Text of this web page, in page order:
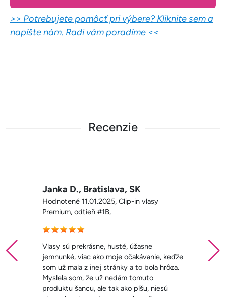
>> Potrebujete pomôcť pri výbere? Kliknite sem a
napíšte nám. Radi vám poradíme <<
Recenzie
Nikola , Nové Zámky, SK
Hodnotené 11.01.2025, Clip-in vlasy
Premium, odtieň #3,
Krásne a kvalitné vlasy, výborné
poradenstvo ohľadne hustoty aj farby.
Odporúčam! Mala som vlasy aj z iného
eshopu a neboli ani z polovice také
kvalitné. SUPER